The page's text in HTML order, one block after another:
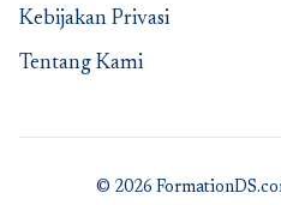
Kebijakan Privasi
Tentang Kami
© 2026